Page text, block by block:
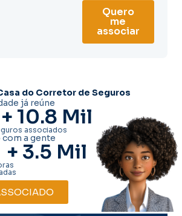
Quero
me
associar
do Corretor de Seguros
já reúne
+ 10.8 Mil
associados
a gente
+ 3.5 Mil